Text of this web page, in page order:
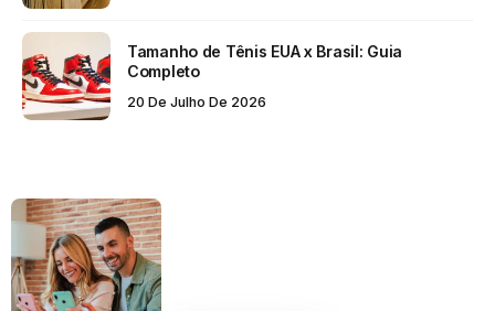
Tamanho de Tênis EUA x Brasil: Guia
Completo
20 De Julho De 2026